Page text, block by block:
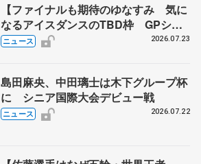
【ファイナルも期待のゆなすみ 気に
なるアイスダンスのTBD枠 GPシリ
ーズ展望③ペア・アイスダンス編】
ニュース 2026.07.23
島田麻央、中田璃士は木下グループ杯
に シニア国際大会デビュー戦
ニュース 2026.07.22